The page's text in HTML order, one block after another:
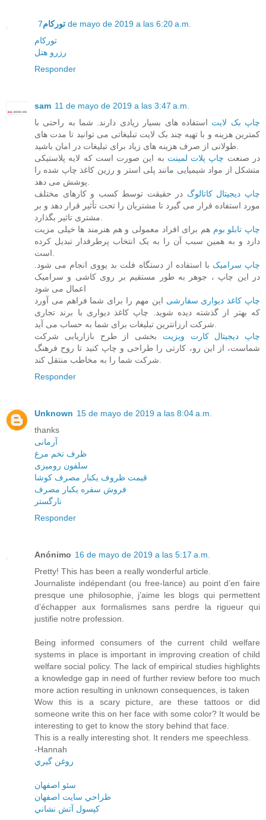
تورکام 7 de mayo de 2019 a las 6:20 a.m.
تورکام
رزرو هتل
Responder
sam 11 de mayo de 2019 a las 3:47 a.m.
چاپ بک لایت استفاده های بسیار زیادی دارند. شما به راحتی با
کمترین هزینه و با تهیه چند بک لایت تبلیغاتی می توانید تا مدت های
در صنعت چاپ پلات لمینت به این صورت است که لایه پلاستیکی
متشکل از مواد شیمیایی مانند پلی استر و رزین کاغذ چاپ شده را
چاپ دیجیتال کاتالوگ در حقیقت توسط کسب و کارهای مختلف
مورد استفاده قرار می گیرد تا مشتریان را تحت تأثیر قرار دهد و بر
چاپ تابلو بوم هم برای افراد معمولی و هم هنرمند ها خیلی مزیت
دارد و به همین سبب آن را به یک انتخاب پرطرفدار تبدیل کرده
چاپ سرامیک با استفاده از دستگاه فلت بد یووی انجام می شود.
در این چاپ ، جوهر به طور مستقیم بر روی کاشی و سرامیک
اعمال می شود
چاپ کاغذ دیواری سفارشی این مهم را برای شما فراهم می آورد
که بهتر از گذشته دیده شوید. چاپ کاغذ دیواری با برند تجاری
چاپ دیجیتال کارت ویزیت بخشی از طرح بازاریابی شرکت
شماست، از این رو، کارتی را طراحی و چاپ کنید تا روح فرهنگ
Responder
Unknown 15 de mayo de 2019 a las 8:04 a.m.
thanks
آرمانی
ظرف تخم مرغ
سلفون رومیزی
قیمت ظروف یکبار مصرف کوشا
فروش سفره یکبار مصرف
نارگستر
Responder
Anónimo 16 de mayo de 2019 a las 5:17 a.m.
Pretty! This has been a really wonderful article.
Journaliste indépendant (ou free-lance) au point d’en faire
presque une philosophie, j’aime les blogs qui permettent
d’échapper aux formalismes sans perdre la rigueur qui
justifie notre profession.
Being informed consumers of the current child welfare
systems in place is important in improving creation of child
welfare social policy. The lack of empirical studies highlights
a knowledge gap in need of further review before too much
more action resulting in unknown consequences, is taken
Wow this is a scary picture, are these tattoos or did
someone write this on her face with some color? It would be
interesting to get to know the story behind that face.
This is a really interesting shot. It renders me speechless.
-Hannah
روغن گيري
سئو اصفهان
طراحي سايت اصفهان
کپسول آتش نشاني